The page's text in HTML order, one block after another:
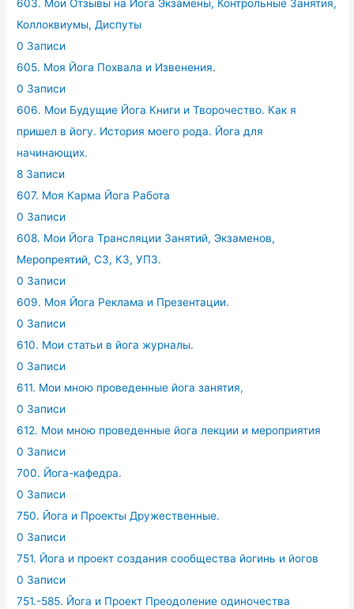
603. Мои Отзывы на Йога Экзамены, Контрольные Занятия,
Коллоквиумы, Диспуты
0 Записи
605. Моя Йога Похвала и Извенения.
0 Записи
606. Мои Будущие Йога Книги и Творочество. Как я
пришел в йогу. История моего рода. Йога для
начинающих.
8 Записи
607. Моя Карма Йога Работа
0 Записи
608. Мои Йога Трансляции Занятий, Экзаменов,
Меропреятий, СЗ, КЗ, УПЗ.
0 Записи
609. Моя Йога Реклама и Презентации.
0 Записи
610. Мои статьи в йога журналы.
0 Записи
611. Мои мною проведенные йога занятия,
0 Записи
612. Мои мною проведенные йога лекции и мероприятия
0 Записи
700. Йога-кафедра.
0 Записи
750. Йога и Проекты Дружественные.
0 Записи
751. Йога и проект создания сообщества йогинь и йогов
0 Записи
751.-585. Йога и Проект Преодоление одиночества